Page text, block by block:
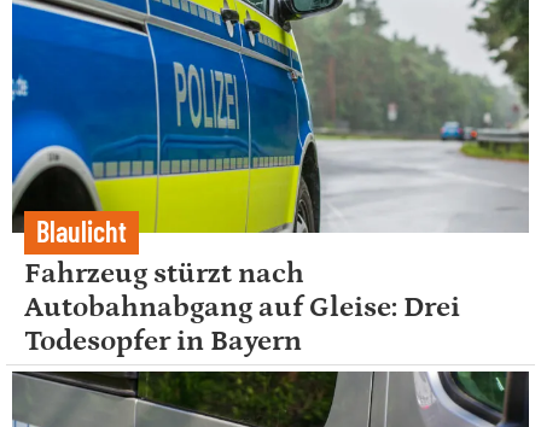
Blaulicht
Fahrzeug stürzt nach
Autobahnabgang auf Gleise: Drei
Todesopfer in Bayern